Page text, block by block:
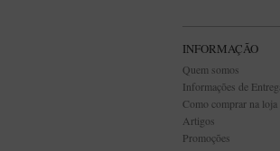
INFORMAÇÃO
Quem somos
Informações de
Como comprar na loja
Artigos
Promoções